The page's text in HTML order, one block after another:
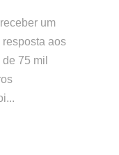
um
aos
75 mil